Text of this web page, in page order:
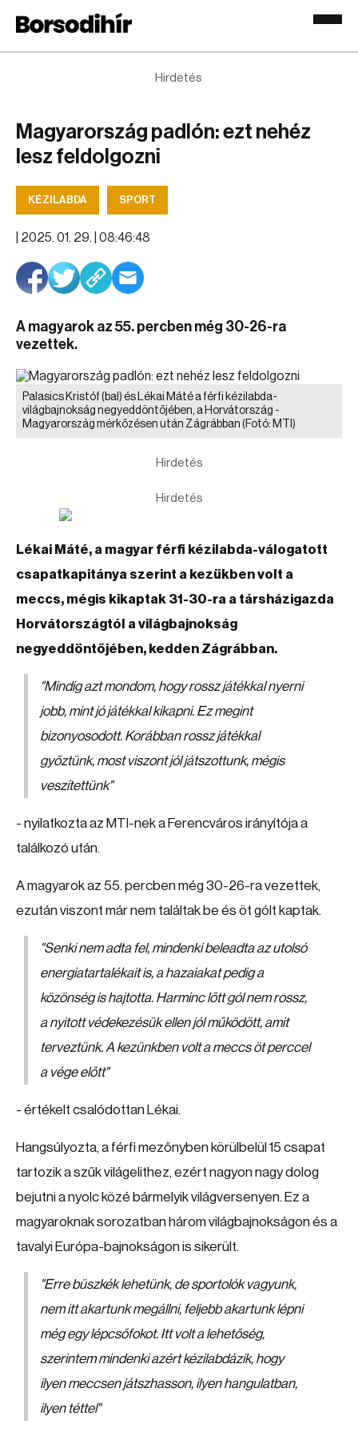
Hirdetés
Magyarország padlón: ezt nehéz
lesz feldolgozni
KÉZILABDA SPORT
2025. 01. 29. | 08:46:48
A magyarok az 55. percben még 30-26-ra
vezettek.
Palasics Kristóf (bal) és Lékai Máté a férfi kézilabda-
világbajnokság negyeddöntőjében, a Horvátország -
Magyarország mérkőzésen után Zágrábban (Fotó: MTI)
Hirdetés
Hirdetés
Lékai Máté, a magyar férfi kézilabda-válogatott
csapatkapitánya szerint a kezükben volt a
meccs, mégis kikaptak 31-30-ra a társházigazda
Horvátországtól a világbajnokság
negyeddöntőjében, kedden Zágrábban.
"Mindig azt mondom, hogy rossz játékkal nyerni
jobb, mint jó játékkal kikapni. Ez megint
bizonyosodott. Korábban rossz játékkal
győztünk, most viszont jól játszottunk, mégis
veszítettünk"
- nyilatkozta az MTI-nek a Ferencváros irányítója a
találkozó után.
A magyarok az 55. percben még 30-26-ra vezettek,
ezután viszont már nem találtak be és öt gólt kaptak.
"Senki nem adta fel, mindenki beleadta az utolsó
energiatartalékait is, a hazaiakat pedig a
közönség is hajtotta. Harminc lőtt gól nem rossz,
a nyitott védekezésük ellen jól működött, amit
terveztünk. A kezünkben volt a meccs öt perccel
a vége előtt"
- értékelt csalódottan Lékai.
Hangsúlyozta, a férfi mezőnyben körülbelül 15 csapat
tartozik a szűk világelithez, ezért nagyon nagy dolog
bejutni a nyolc közé bármelyik világversenyen. Ez a
magyaroknak sorozatban három világbajnokságon és a
tavalyi Európa-bajnokságon is sikerült.
"Erre büszkék lehetünk, de sportolók vagyunk,
nem itt akartunk megállni, feljebb akartunk lépni
még egy lépcsőfokot. Itt volt a lehetőség,
szerintem mindenki azért kézilabdázik, hogy
ilyen meccsen játszhasson, ilyen hangulatban,
ilyen téttel"